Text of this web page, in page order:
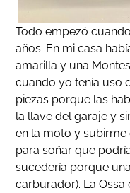
Todo empezó
años. En mi casa
amarilla y una
cuando yo tenía uso
piezas porque las
la llave del garaje y
en la moto y
para soñar que
sucedería porque
carburador). La